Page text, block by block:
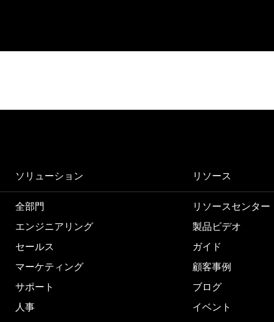
ソリューション
全部門
エンジニアリング
セールス
マーケティング
サポート
人事
リソース
リソースセンター
製品ビデオ
ガイド
顧客事例
ブログ
イベント